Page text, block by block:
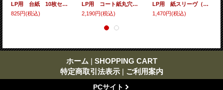
LP用 台紙 10枚セット
825円(税込)
LP用 コート紙丸穴ジャケ 10枚セット
2,190円(税込)
LP用 紙スリーヴ（レギュラー 四角の角） 10枚セット
1,470円(税込)
ホーム | SHOPPING CART
特定商取引法表示 | ご利用案内
PCサイト